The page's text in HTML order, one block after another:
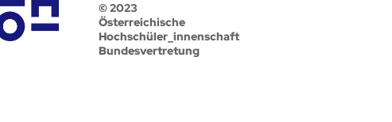
© 2023
Österreichische
Hochschüler_innenschaft
Bundesvertretung